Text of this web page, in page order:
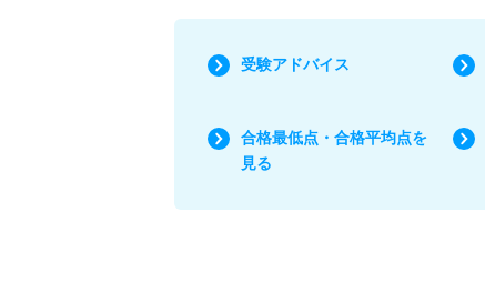
受験アドバイス
合格最低点・合格平均点を
見る